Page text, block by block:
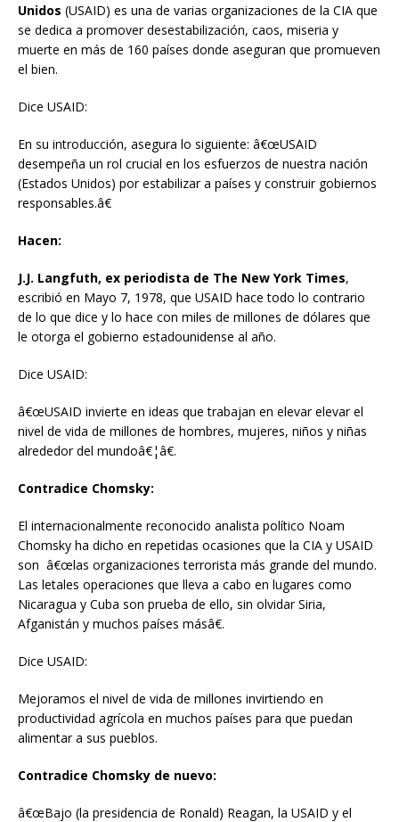
Unidos (USAID) es una de varias organizaciones de la CIA que
se dedica a promover desestabilización, caos, miseria y
muerte en más de 160 países donde aseguran que promueven
el bien.
Dice USAID:
En su introducción, asegura lo siguiente: â€œUSAID
desempeña un rol crucial en los esfuerzos de nuestra nación
(Estados Unidos) por estabilizar a países y construir gobiernos
responsables.â€
Hacen:
J.J. Langfuth, ex periodista de The New York Times,
escribió en Mayo 7, 1978, que USAID hace todo lo contrario
de lo que dice y lo hace con miles de millones de dólares que
le otorga el gobierno estadounidense al año.
Dice USAID:
â€œUSAID invierte en ideas que trabajan en elevar elevar el
nivel de vida de millones de hombres, mujeres, niños y niñas
alrededor del mundoâ€¦â€.
Contradice Chomsky:
El internacionalmente reconocido analista político Noam
Chomsky ha dicho en repetidas ocasiones que la CIA y USAID
son â€œlas organizaciones terrorista más grande del mundo.
Las letales operaciones que lleva a cabo en lugares como
Nicaragua y Cuba son prueba de ello, sin olvidar Siria,
Afganistán y muchos países másâ€.
Dice USAID:
Mejoramos el nivel de vida de millones invirtiendo en
productividad agrícola en muchos países para que puedan
alimentar a sus pueblos.
Contradice Chomsky de nuevo:
â€œBajo (la presidencia de Ronald) Reagan, la USAID y el